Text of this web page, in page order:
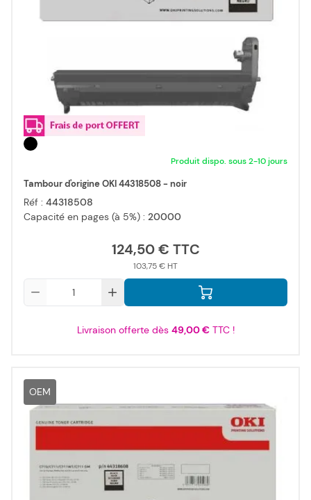
Produit dispo. sous 2-10 jours
Tambour d'origine OKI 44318508 - noir
Réf : 44318508
Capacité en pages (à 5%) : 20000
124,50 €
103,75 €
Livraison offerte dès 49,00 €TTC !
OEM